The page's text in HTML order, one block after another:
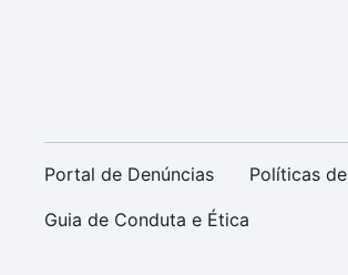
Portal de Denúncias Políticas
Guia de Conduta e Ética